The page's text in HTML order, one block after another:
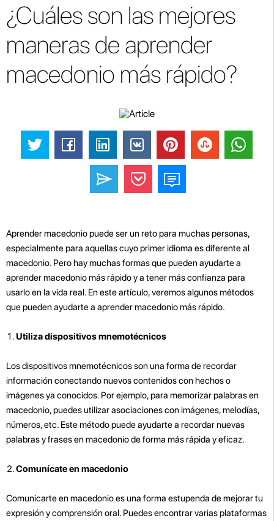
¿Cuáles son las mejores
maneras de aprender
macedonio más rápido?
Aprender macedonio puede ser un reto para muchas personas,
especialmente para aquellas cuyo primer idioma es diferente al
macedonio. Pero hay muchas formas que pueden ayudarte a
aprender macedonio más rápido y a tener más confianza para
usarlo en la vida real. En este artículo, veremos algunos métodos
que pueden ayudarte a aprender macedonio más rápido.
Utiliza dispositivos mnemotécnicos
Los dispositivos mnemotécnicos son una forma de recordar
información conectando nuevos contenidos con hechos o
imágenes ya conocidos. Por ejemplo, para memorizar palabras en
macedonio, puedes utilizar asociaciones con imágenes, melodías,
números, etc. Este método puede ayudarte a recordar nuevas
palabras y frases en macedonio de forma más rápida y eficaz.
Comunícate en macedonio
Comunicarte en macedonio es una forma estupenda de mejorar tu
expresión y comprensión oral. Puedes encontrar varias plataformas